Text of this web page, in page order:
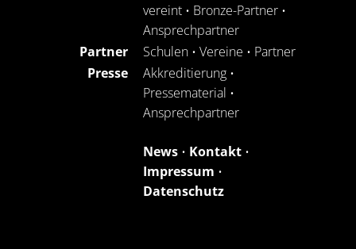
vereint • Bronze-Partner •
Ansprechpartner
Partner
Schulen • Vereine • Partner
Presse
Akkreditierung •
Pressematerial •
Ansprechpartner
News • Kontakt •
Impressum •
Datenschutz